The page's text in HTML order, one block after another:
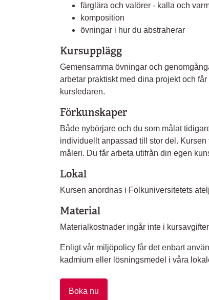
färglära och valörer - kalla och
komposition
övningar i hur du abstraherar
Kursupplägg
Gemensamma övningar och
arbetar praktiskt med dina projekt och
kursledaren.
Förkunskaper
Både nybörjare och du som målat
individuellt anpassad till stor del.
måleri. Du får arbeta utifrån din egen
Lokal
Kursen anordnas i Folkuniversitetets
Material
Materialkostnader ingår inte i
Enligt vår miljöpolicy får det enbart
kadmium eller lösningsmedel i våra
Boka nu